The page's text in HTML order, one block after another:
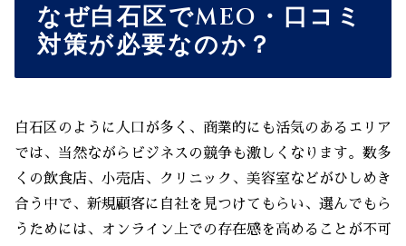
なぜ白石区でMEO・口コミ
対策が必要なのか？
白石区のように人口が多く、商業的にも活気のあるエリア
では、当然ながらビジネスの競争も激しくなります。数多
くの飲食店、小売店、クリニック、美容室などがひしめき
合う中で、新規顧客に自社を見つけてもらい、選んでもら
うためには、オンライン上での存在感を高めることが不可